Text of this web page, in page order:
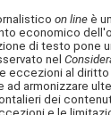
on lineè
economico
di testo pone
nel
eccezioni al diritto
armonizzare
dei
e le